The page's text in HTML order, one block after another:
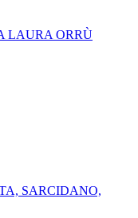
LAURA ORRÙ
SARCIDANO,